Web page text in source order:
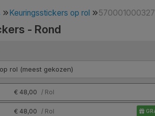
Keuringsstickers op rol 570001000327
- Rond
rol (meest gekozen)
48,00 / Rol
48,00 / Rol